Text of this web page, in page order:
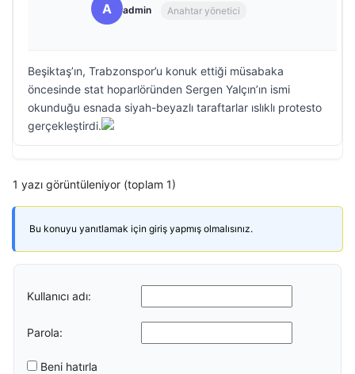
A admin Anahtar yönetici
Beşiktaş’ın, Trabzonspor’u konuk ettiği müsabaka
öncesinde stat hoparlöründen Sergen Yalçın’ın ismi
okunduğu esnada siyah-beyazlı taraftarlar ıslıklı protesto
gerçekleştirdi.
1 yazı görüntüleniyor (toplam 1)
Bu konuyu yanıtlamak için giriş yapmış olmalısınız.
Kullanıcı adı:
Parola:
Beni hatırla